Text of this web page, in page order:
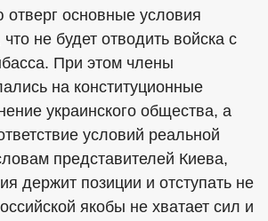
отверг основные условия
не будет отводить войска с
При этом члены
на конституционные
украинского общества, а
условий реальной
представителей Киева,
держит позиции и отступать не
якобы не хватает сил и